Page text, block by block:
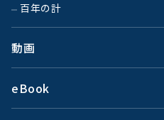
百年の計
動画
eBook